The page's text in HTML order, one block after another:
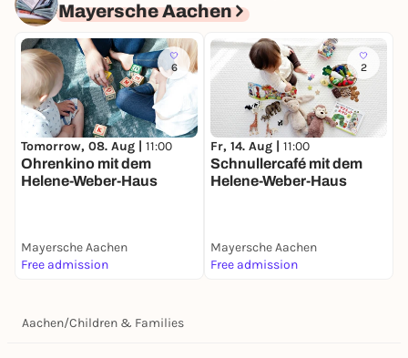
Mayersche Aachen
6
Tomorrow, 08. Aug | 11:00
Ohrenkino mit dem
Helene-Weber-Haus
Mayersche Aachen
Free admission
2
Fr, 14. Aug | 11:00
Schnullercafé mit dem
Helene-Weber-Haus
Mayersche Aachen
Free admission
Aachen/Children & Families